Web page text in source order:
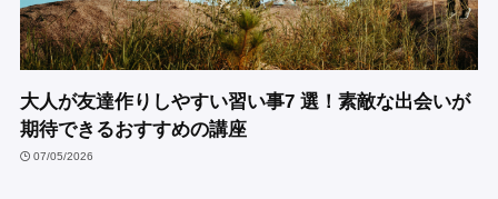
大人が友達作りしやすい習い事7 選！素敵な出会いが
期待できるおすすめの講座
07/05/2026